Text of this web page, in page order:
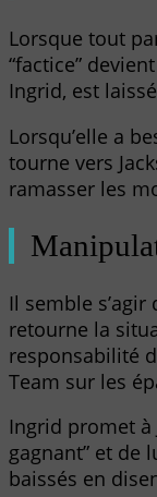
Lorsque tout
“factice”
Ingrid, est
Lorsqu’elle a
tourne vers
ramasser les
Il semble
retourne la
responsabilité
Team sur les
Ingrid promet à
gagnant” et de
baissés en